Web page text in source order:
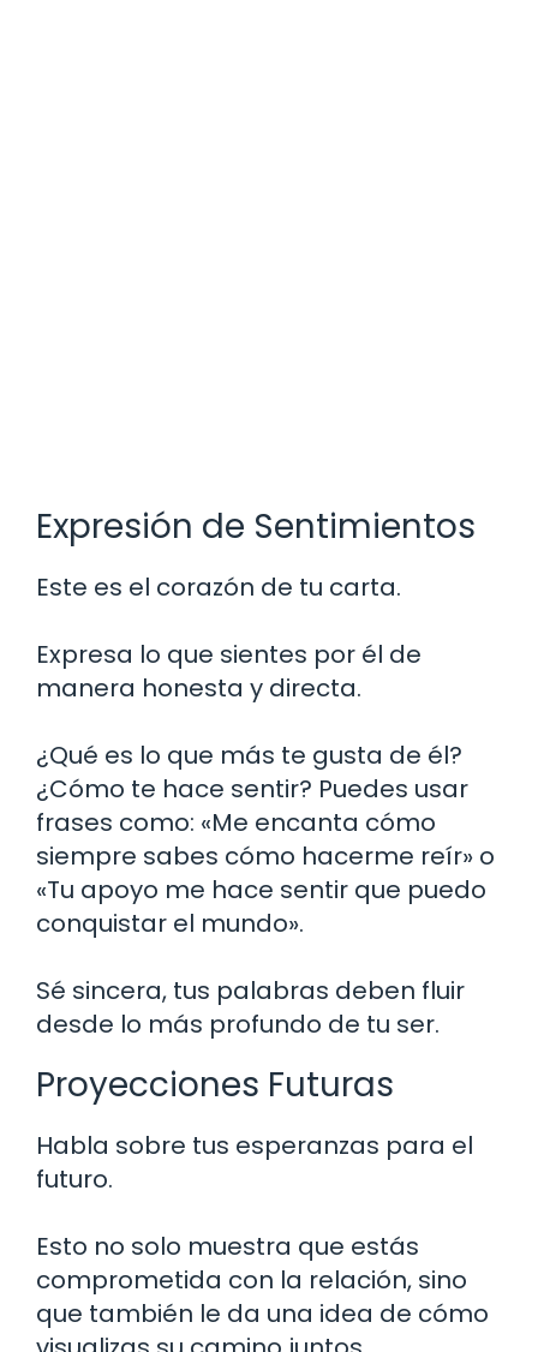
Expresión de Sentimientos
Este es el corazón de tu carta.
Expresa lo que sientes por él de
manera honesta y directa.
¿Qué es lo que más te gusta de él?
¿Cómo te hace sentir? Puedes usar
frases como: «Me encanta cómo
siempre sabes cómo hacerme reír» o
«Tu apoyo me hace sentir que puedo
conquistar el mundo».
Sé sincera, tus palabras deben fluir
desde lo más profundo de tu ser.
Proyecciones Futuras
Habla sobre tus esperanzas para el
futuro.
Esto no solo muestra que estás
comprometida con la relación, sino
que también le da una idea de cómo